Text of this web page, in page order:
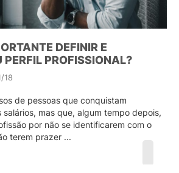
DEFINIR E
PERFIL PROFISSIONAL?
18
de pessoas que conquistam
mas que, algum tempo depois,
por não se identificarem com o
terem prazer ...